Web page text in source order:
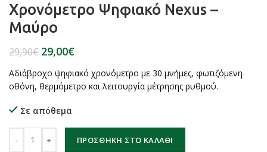
Χρονόμετρο Ψηφιακό Nexus –
Μαύρο
29,90€ 29,00€
Aδιάβροχο ψηφιακό χρονόμετρο με 30 μνήμες, φωτιζόμενη
οθόνη, θερμόμετρο και λειτουργία μέτρησης ρυθμού.
Σε απόθεμα
ΠΡΟΣΘΉΚΗ ΣΤΟ ΚΑΛΆΘΙ